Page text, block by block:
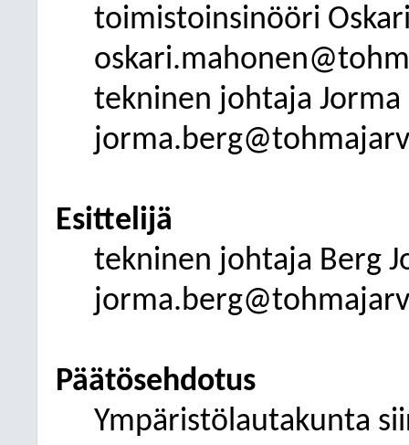
toimistoinsinööri
tekninen johtaja Jorma
Esittelijä
tekninen johtaja Berg
Päätösehdotus
Ympäristölautakunta